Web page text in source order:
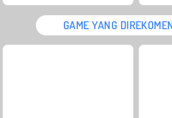
GAME YANG